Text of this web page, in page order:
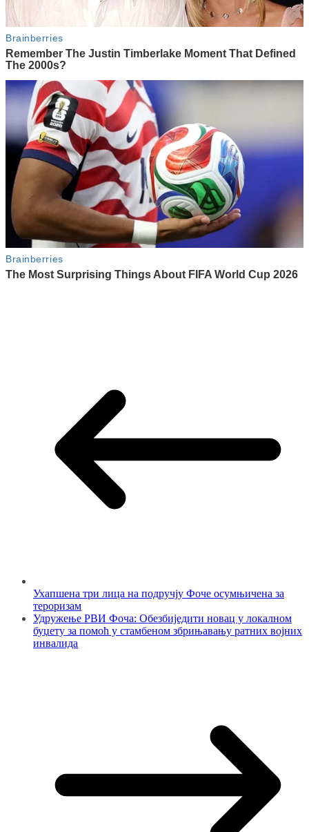
Ухапшена три лица на подручју Фоче осумњичена за
тероризам
Удружење РВИ Фоча: Обезбиједити новац у локалном
буџету за помоћ у стамбеном збрињавању ратних војних
инвалида